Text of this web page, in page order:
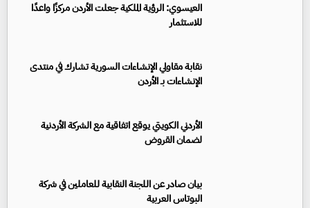
العيسوي: الرؤية الملكية جعلت الأردن مركزًا واعدًا
للاستثمار
نقابة مقاولي الإنشاءات السورية تشارك في منتدى
الإنشاءات بـ الأردن
الأردني الكويتي يوقع اتفاقية مع الشركة الأردنية
لضمان القروض
بيان صادر عن اللجنة النقابية للعاملين في شركة
البوتاس العربية